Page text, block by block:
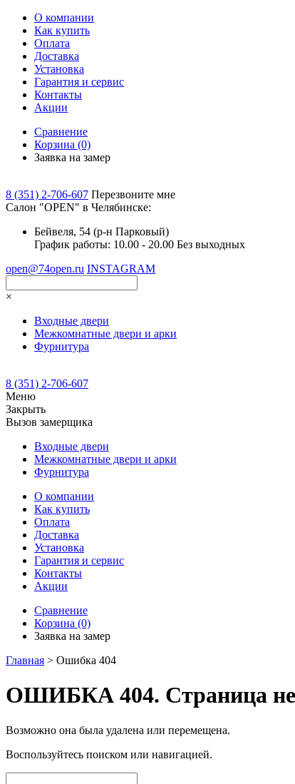
О компании
Как купить
Оплата
Доставка
Установка
Гарантия и сервис
Контакты
Акции
Сравнение
Корзина (0)
Заявка на замер
8 (351) 2-706-607 Перезвоните мне
Cалон "OPEN" в Челябинске:
Бейвеля, 54 (р-н Парковый)
График работы: 10.00 - 20.00 Без выходных
open@74open.ru INSTAGRAM
×
Входные двери
Межкомнатные двери и арки
Фурнитура
8 (351) 2-706-607
Меню
Закрыть
Вызов замерщика
Входные двери
Межкомнатные двери и арки
Фурнитура
О компании
Как купить
Оплата
Доставка
Установка
Гарантия и сервис
Контакты
Акции
Сравнение
Корзина (0)
Заявка на замер
Главная > Ошибка 404
ОШИБКА 404. Страница не
Возможно она была удалена или перемещена.
Воспользуйтесь поиском или навигацией.